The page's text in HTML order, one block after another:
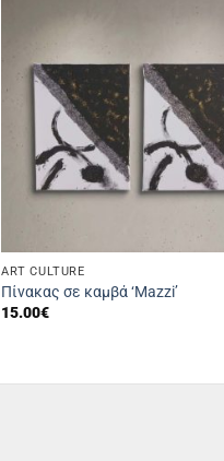
ART CULTURE
Πίνακας σε καμβά ‘Mazzi’
15.00€